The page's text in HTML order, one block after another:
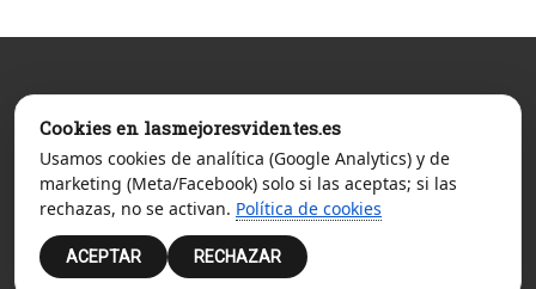
Lasmejoresvidentes.es es una página cuyo objetivo es
ayudar a los usuarios a elegir sólo a tarotistas y videntes
fiables y de confianza.
© Servicio ofrecido por Sinceridad SL, Apartado de Correos 3,
24080, León. Precio Máx. €/min 1,21 Red Fija y 1,57 Red Móvil.
IVA Incluido. Mayores de 18 años.
Aviso Legal
Política de Privacidad
Cookies en lasmejoresvidentes.es
Usamos cookies de analítica (Google Analytics) y de
marketing (Meta/Facebook) solo si las aceptas; si las
rechazas, no se activan. Política de cookies
ACEPTAR RECHAZAR